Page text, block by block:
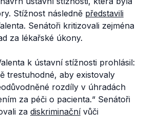
Stížnost následně představili
Senátoři kritizovali zejména
za lékařské úkony.
k ústavní stížnosti prohlásil:
trestuhodné, aby existovaly
rozdíly v úhradách
za péči o pacienta.“ Senátoři
za diskriminačnívůči